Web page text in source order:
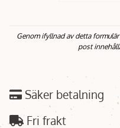
Genom ifyllnad av detta
post
Säker betalning
Fri frakt